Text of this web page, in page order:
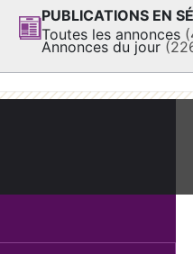
PUBLICATIONS EN
Toutes les annonces
Annonces du jour